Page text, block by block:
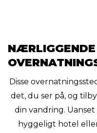
NÆRLIGGENDE
Disse
det, du ser på, og
din vandring.
hyggeligt hotel